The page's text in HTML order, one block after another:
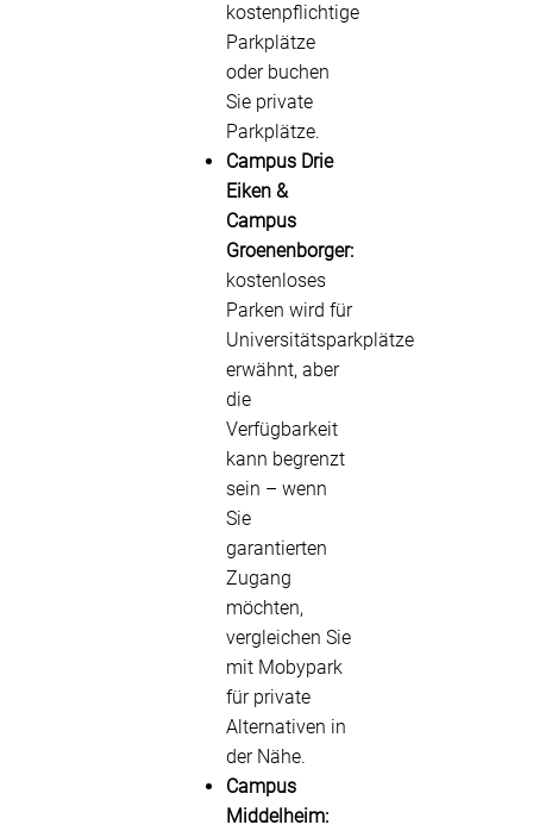
kostenpflichtige
Parkplätze
oder buchen
Sie private
Parkplätze.
Campus Drie
Eiken &
Campus
Groenenborger:
kostenloses
Parken wird für
Universitätsparkplätze
erwähnt, aber
die
Verfügbarkeit
kann begrenzt
sein – wenn
Sie
garantierten
Zugang
möchten,
vergleichen Sie
mit Mobypark
für private
Alternativen in
der Nähe.
Campus
Middelheim: